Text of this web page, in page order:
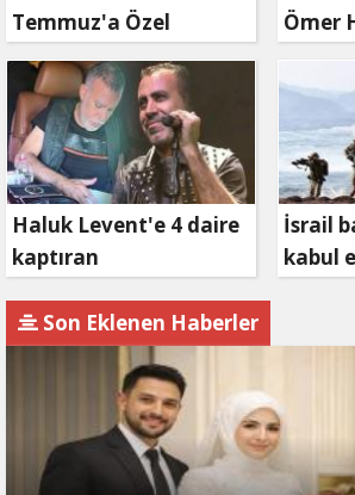
Temmuz'a Özel
Reklam Filmi: "İrade
Bizim, Zafer Bizim"
Ömer
'vefa'
Haluk Levent'e 4 daire
kaptıran
savcılıkta aldı
İsrail
kabul
Son Eklenen Haberler